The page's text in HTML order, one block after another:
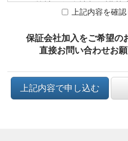
果お断りされた場合におい
弊社の個人情報保護基
弊社は、個人情報をご提供いた
的を明確にし、同目的の範囲内
２. 第三者への提供の制限
弊社は、ご提供いただいた個人
上記内容を確
保証会社加入をご希望の
直接お問い合わせお願
上記内容で申し込む